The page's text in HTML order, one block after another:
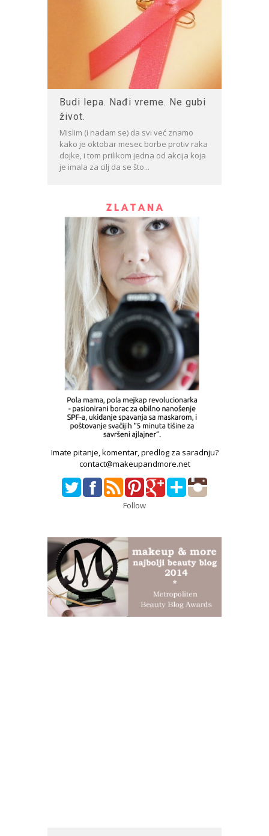
Budi lepa. Nađi vreme. Ne gubi
život.
Mislim (i nadam se) da svi već znamo
kako je oktobar mesec borbe protiv raka
dojke, i tom prilikom jedna od akcija koja
je imala za cilj da se što...
Imate pitanje, komentar, predlog za saradnju?
contact@makeupandmore.net
Follow